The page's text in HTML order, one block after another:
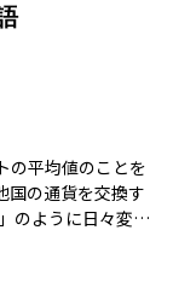
の平均値のことを
国の通貨を交換す
のように日々変動